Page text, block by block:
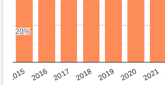
2015 2016 2017 2018 2019 2020 2021
20%
20%